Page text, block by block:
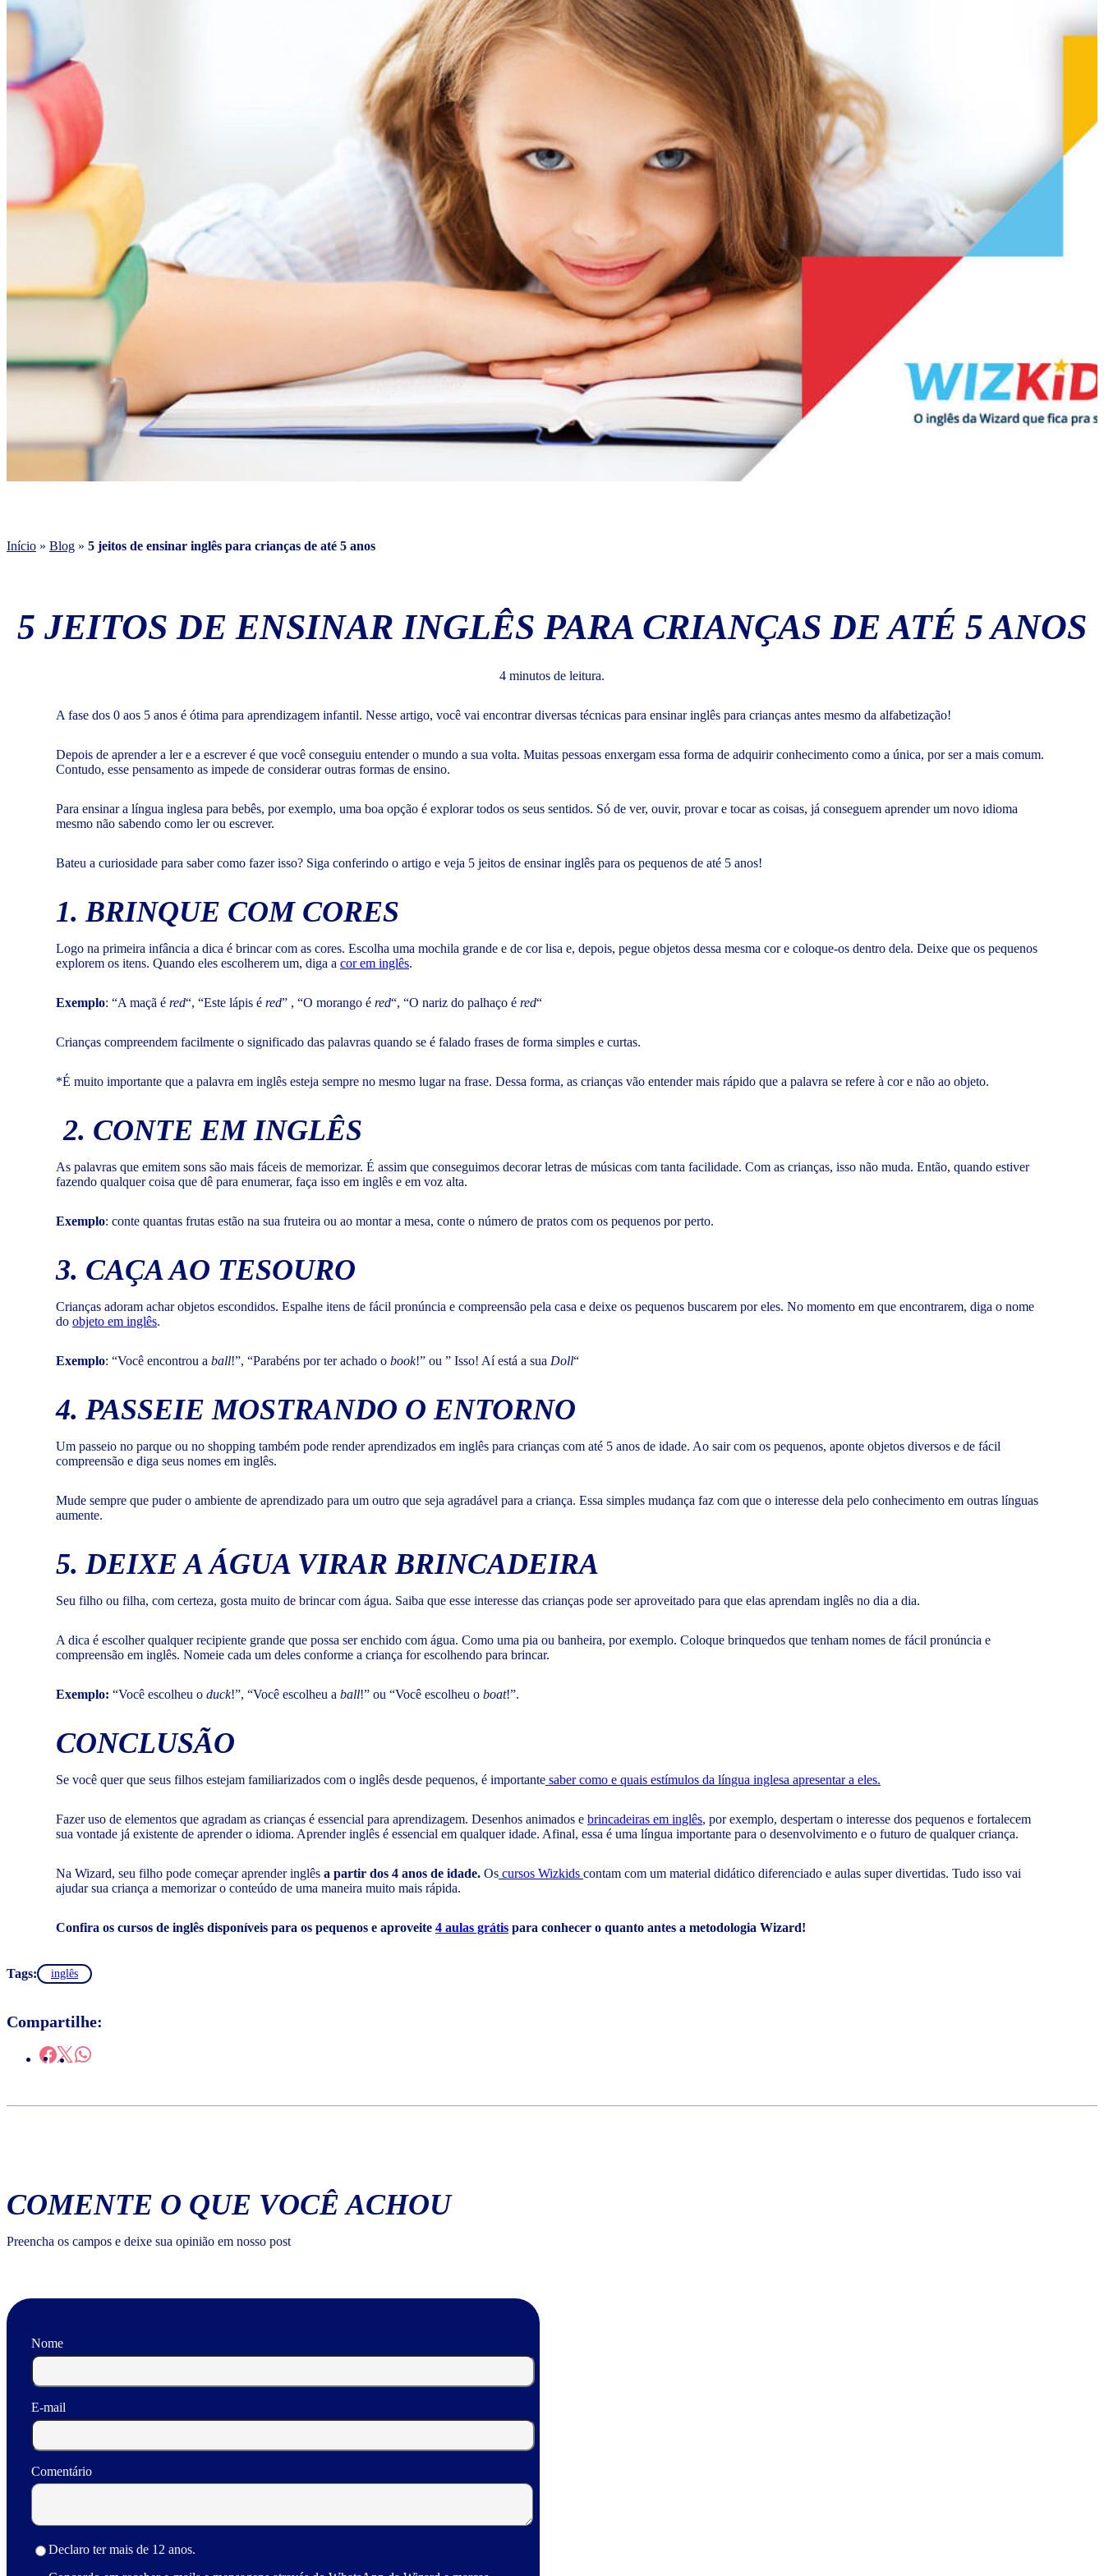
Início » Blog » 5 jeitos de ensinar inglês para crianças de até 5 anos
5 JEITOS DE ENSINAR INGLÊS PARA CRIANÇAS DE ATÉ 5 ANOS
4 minutos de leitura.
A fase dos 0 aos 5 anos é ótima para aprendizagem infantil. Nesse artigo, você vai encontrar diversas técnicas para ensinar inglês para crianças antes mesmo da alfabetização!
Depois de aprender a ler e a escrever é que você conseguiu entender o mundo a sua volta. Muitas pessoas enxergam essa forma de adquirir conhecimento como a única, por ser a mais comum.
Contudo, esse pensamento as impede de considerar outras formas de ensino.
Para ensinar a língua inglesa para bebês, por exemplo, uma boa opção é explorar todos os seus sentidos. Só de ver, ouvir, provar e tocar as coisas, já conseguem aprender um novo idioma
mesmo não sabendo como ler ou escrever.
Bateu a curiosidade para saber como fazer isso? Siga conferindo o artigo e veja 5 jeitos de ensinar inglês para os pequenos de até 5 anos!
1. BRINQUE COM CORES
Logo na primeira infância a dica é brincar com as cores. Escolha uma mochila grande e de cor lisa e, depois, pegue objetos dessa mesma cor e coloque-os dentro dela. Deixe que os pequenos
explorem os itens. Quando eles escolherem um, diga a cor em inglês.
Exemplo: “A maçã é red“, “Este lápis é red” , “O morango é red“, “O nariz do palhaço é red“
Crianças compreendem facilmente o significado das palavras quando se é falado frases de forma simples e curtas.
*É muito importante que a palavra em inglês esteja sempre no mesmo lugar na frase. Dessa forma, as crianças vão entender mais rápido que a palavra se refere à cor e não ao objeto.
2. CONTE EM INGLÊS
As palavras que emitem sons são mais fáceis de memorizar. É assim que conseguimos decorar letras de músicas com tanta facilidade. Com as crianças, isso não muda. Então, quando estiver
fazendo qualquer coisa que dê para enumerar, faça isso em inglês e em voz alta.
Exemplo: conte quantas frutas estão na sua fruteira ou ao montar a mesa, conte o número de pratos com os pequenos por perto.
3. CAÇA AO TESOURO
Crianças adoram achar objetos escondidos. Espalhe itens de fácil pronúncia e compreensão pela casa e deixe os pequenos buscarem por eles. No momento em que encontrarem, diga o nome
do objeto em inglês.
Exemplo: “Você encontrou a ball!”, “Parabéns por ter achado o book!” ou ” Isso! Aí está a sua Doll“
4. PASSEIE MOSTRANDO O ENTORNO
Um passeio no parque ou no shopping também pode render aprendizados em inglês para crianças com até 5 anos de idade. Ao sair com os pequenos, aponte objetos diversos e de fácil
compreensão e diga seus nomes em inglês.
Mude sempre que puder o ambiente de aprendizado para um outro que seja agradável para a criança. Essa simples mudança faz com que o interesse dela pelo conhecimento em outras línguas
aumente.
5. DEIXE A ÁGUA VIRAR BRINCADEIRA
Seu filho ou filha, com certeza, gosta muito de brincar com água. Saiba que esse interesse das crianças pode ser aproveitado para que elas aprendam inglês no dia a dia.
A dica é escolher qualquer recipiente grande que possa ser enchido com água. Como uma pia ou banheira, por exemplo. Coloque brinquedos que tenham nomes de fácil pronúncia e
compreensão em inglês. Nomeie cada um deles conforme a criança for escolhendo para brincar.
Exemplo: “Você escolheu o duck!”, “Você escolheu a ball!” ou “Você escolheu o boat!”.
CONCLUSÃO
Se você quer que seus filhos estejam familiarizados com o inglês desde pequenos, é importante saber como e quais estímulos da língua inglesa apresentar a eles.
Fazer uso de elementos que agradam as crianças é essencial para aprendizagem. Desenhos animados e brincadeiras em inglês, por exemplo, despertam o interesse dos pequenos e fortalecem
sua vontade já existente de aprender o idioma. Aprender inglês é essencial em qualquer idade. Afinal, essa é uma língua importante para o desenvolvimento e o futuro de qualquer criança.
Na Wizard, seu filho pode começar aprender inglês a partir dos 4 anos de idade. Os cursos Wizkids contam com um material didático diferenciado e aulas super divertidas. Tudo isso vai
ajudar sua criança a memorizar o conteúdo de uma maneira muito mais rápida.
Confira os cursos de inglês disponíveis para os pequenos e aproveite 4 aulas grátis para conhecer o quanto antes a metodologia Wizard!
Tags: inglês
Compartilhe:
COMENTE O QUE VOCÊ ACHOU
Preencha os campos e deixe sua opinião em nosso post
Nome
E-mail
Comentário
Declaro ter mais de 12 anos.